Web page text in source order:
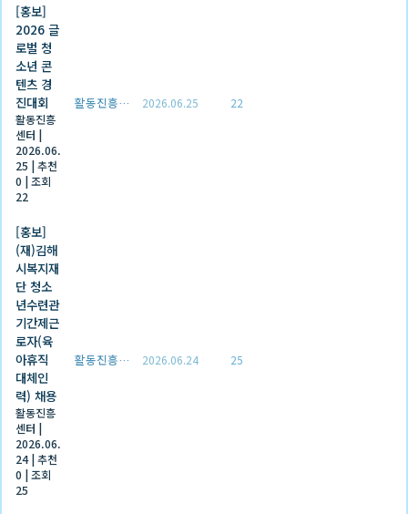
[홍보]
2026 글
로벌 청
소년 콘
텐츠 경
진대회
활동진흥
센터 |
2026.06.
25 |추천
0 |조회
22
활동진흥센터 2026.06.25 22
[홍보]
(재)김해
시복지재
단 청소
년수련관
기간제근
로자(육
아휴직
대체인
력) 채용
활동진흥
센터 |
2026.06.
24 |추천
0 |조회
25
활동진흥센터 2026.06.24 25